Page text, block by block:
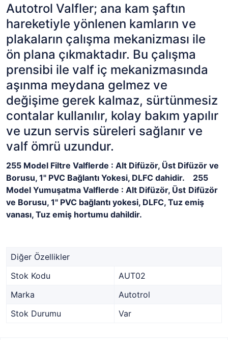
Autotrol Valfler; ana kam şaftın
hareketiyle yönlenen kamların ve
plakaların çalışma mekanizması ile
ön plana çıkmaktadır. Bu çalışma
prensibi ile valf iç mekanizmasında
aşınma meydana gelmez ve
değişime gerek kalmaz, sürtünmesiz
contalar kullanılır, kolay bakım yapılır
ve uzun servis süreleri sağlanır ve
valf ömrü uzundur.
255 Model Filtre Valflerde : Alt Difüzör, Üst Difüzör ve
Borusu, 1" PVC Bağlantı Yokesi, DLFC dahidir. 255
Model Yumuşatma Valflerde : Alt Difüzör, Üst Difüzör
ve Borusu, 1" PVC bağlantı yokesi, DLFC, Tuz emiş
vanası, Tuz emiş hortumu dahildir.
Diğer Özellikler
Stok Kodu
AUT02
Marka
Autotrol
Stok Durumu
Var